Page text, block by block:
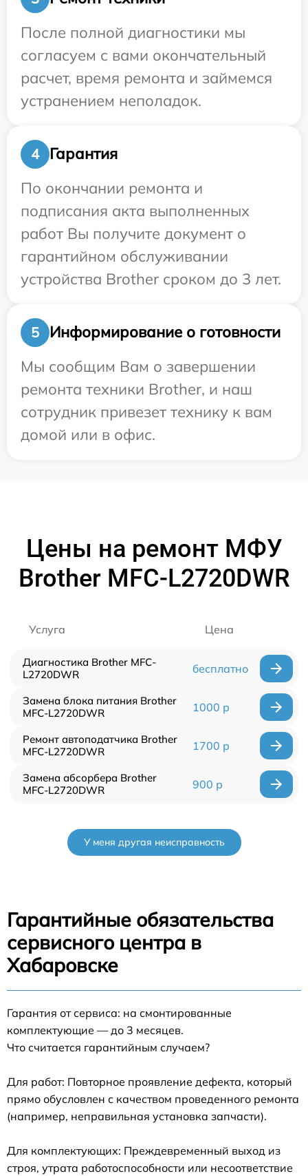
После полной диагностики мы
согласуем с вами окончательный
расчет, время ремонта и займемся
устранением неполадок.
4
Гарантия
По окончании ремонта и
подписания акта выполненных
работ Вы получите документ о
гарантийном обслуживании
устройства Brother сроком до 3 лет.
5
Информирование о готовности
Мы сообщим Вам о завершении
ремонта техники Brother, и наш
сотрудник привезет технику к вам
домой или в офис.
Цены на ремонт МФУ
Brother MFC-L2720DWR
Услуга Цена
Диагностика Brother MFC-
L2720DWR
бесплатно
Замена блока питания Brother
MFC-L2720DWR
1000 р
Ремонт автоподатчика Brother
MFC-L2720DWR
1700 р
Замена абсорбера Brother
MFC-L2720DWR
900 р
У меня другая неисправность
Гарантийные обязательства
сервисного центра в
Хабаровске
Гарантия от сервиса: на смонтированные
комплектующие — до 3 месяцев.
Что считается гарантийным случаем?
Для работ: Повторное проявление дефекта, который
прямо обусловлен с качеством проведенного ремонта
(например, неправильная установка запчасти).
Для комплектующих: Преждевременный выход из
строя, утрата работоспособности или несоответствие